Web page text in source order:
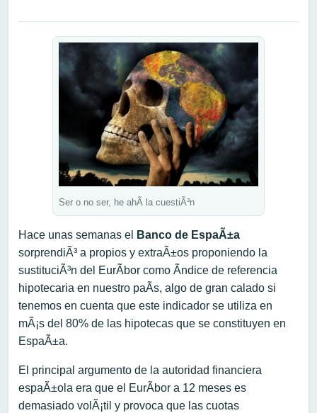
Ser o no ser, he ahÃ­ la cuestiÃ³n
Hace unas semanas el
Banco de EspaÃ±a
sorprendiÃ³ a propios y extraÃ±os proponiendo la
sustituciÃ³n del EurÃ­bor como Ã­ndice de referencia
hipotecaria en nuestro paÃ­s, algo de gran calado si
tenemos en cuenta que este indicador se utiliza en
mÃ¡s del 80% de las hipotecas que se constituyen en
EspaÃ±a.
El principal argumento de la autoridad financiera
espaÃ±ola era que el EurÃ­bor a 12 meses es
demasiado volÃ¡til y provoca que las cuotas